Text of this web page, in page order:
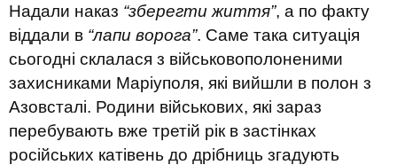
Надали наказ “зберегти життя”, а по факту
віддали в “лапи ворога”. Саме така ситуація
сьогодні склалася з військовополоненими
захисниками Маріуполя, які вийшли в полон з
Азовсталі. Родини військових, які зараз
перебувають вже третій рік в застінках
російських катівень до дрібниць згадують